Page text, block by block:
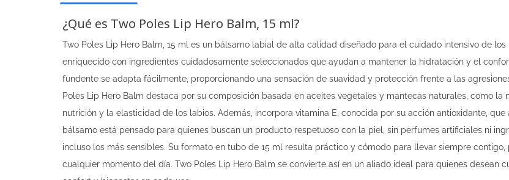
¿Qué es Two Poles Lip Hero Balm, 15 ml?
Two Poles Lip Hero Balm, 15 ml es un bálsamo labial de alta calidad diseñado para el cuidado intensivo de
enriquecido con ingredientes cuidadosamente seleccionados que ayudan a mantener la hidratación y el
fundente se adapta fácilmente, proporcionando una sensación de suavidad y protección frente a las
Poles Lip Hero Balm destaca por su composición basada en aceites vegetales y mantecas naturales, como
nutrición y la elasticidad de los labios. Además, incorpora vitamina E, conocida por su acción antioxidante,
bálsamo está pensado para quienes buscan un producto respetuoso con la piel, sin perfumes artificiales ni
incluso los más sensibles. Su formato en tubo de 15 ml resulta práctico y cómodo para llevar siempre
cualquier momento del día. Two Poles Lip Hero Balm se convierte así en un aliado ideal para quienes desean